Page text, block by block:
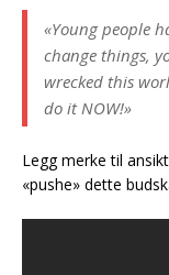
«Young people
change things,
wrecked this
do it NOW!»
Legg merke til
«pushe» dette